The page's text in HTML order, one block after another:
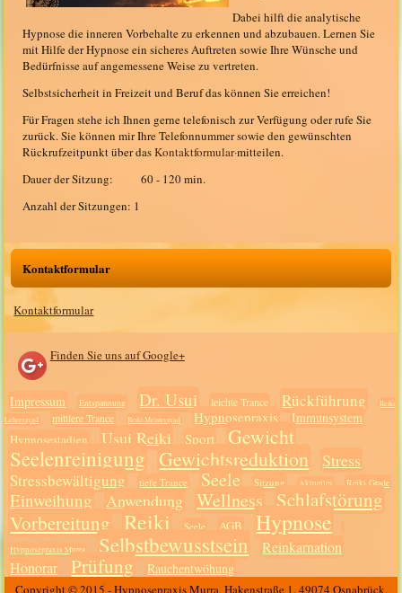
Dabei hilft die analytische
Hypnose die inneren Vorbehalte zu erkennen und abzubauen. Lernen Sie
mit Hilfe der Hypnose ein sicheres Auftreten sowie Ihre Wünsche und
Bedürfnisse auf angemessene Weise zu vertreten.
Selbstsicherheit in Freizeit und Beruf das können Sie erreichen!
Für Fragen stehe ich Ihnen gerne telefonisch zur Verfügung oder rufe Sie
zurück. Sie können mir Ihre Telefonnummer sowie den gewünschten
Rückrufzeitpunkt über dasKontaktformular·mitteilen.
Dauer der Sitzung: 60 - 120 min.
Anzahl der Sitzungen: 1
Kontaktformular
Kontaktformular
Finden Sie uns auf Google+
Impressum Entspannung Dr. Usui leichte Trance Rückführung
Reiki
Lehrergrad
mittlere Trance Reiki Meistergrad Hypnosepraxis Immunsystem
Hypnosestadien Usui Reiki Sport Gewicht
Seelenreinigung Gewichtsreduktion Stress
Stressbewältigung tiefe Trance Seele Sitzung Aktuelles Reiki Grade
Einweihung Anwendung Wellness
Schlafstörung
Vorbereitung
Reiki Seele AGB Hypnose
Hypnosepraxis Murra Selbstbewusstsein
Reinkarnation
Honorar
Prüfung Rauchentwöhung
Copyright © 2015 - Hypnosepraxis Murra, Hakenstraße 1, 49074 Osnabrück.